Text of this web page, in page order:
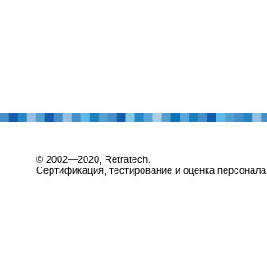
© 2002—2020, Retratech.
Сертификация, тестирование и оценка персонала.